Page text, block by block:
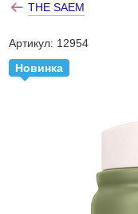
THE SAEM
Артикул: 12954
Новинка